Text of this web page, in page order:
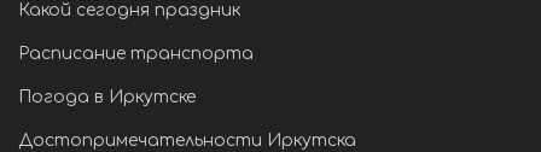
Какой сегодня праздник
Расписание транспорта
Погода в Иркутске
Достопримечательности Иркутска